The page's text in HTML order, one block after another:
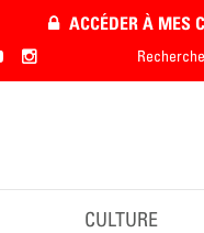
ACCÉDER À MES
CULTURE